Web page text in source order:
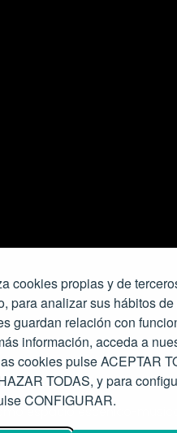
cookies propias y de
para analizar sus hábitos
guardan relación con
información, acceda a
cookies pulse ACEPTAR
TODAS, y para
CONFIGURAR.
espacio escénico-